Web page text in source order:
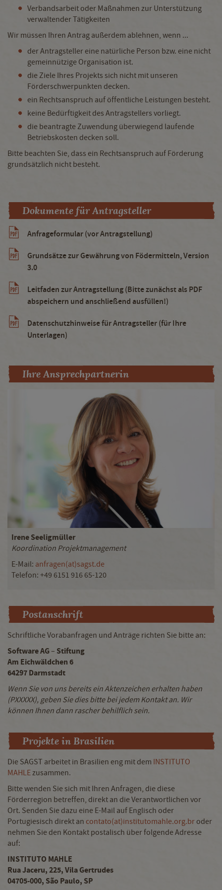
Verbandsarbeit oder Maßnahmen zur Unterstützung
verwaltender Tätigkeiten
Wir müssen Ihren Antrag außerdem ablehnen, wenn ...
der Antragsteller eine natürliche Person bzw. eine nicht
gemeinnützige Organisation ist.
die Ziele Ihres Projekts sich nicht mit unseren
Förderschwerpunkten decken.
ein Rechtsanspruch auf öffentliche Leistungen besteht.
keine Bedürftigkeit des Antragstellers vorliegt.
die beantragte Zuwendung überwiegend laufende
Betriebskosten decken soll.
Bitte beachten Sie, dass ein Rechtsanspruch auf Förderung
grundsätzlich nicht besteht.
Dokumente für Antragsteller
Anfrageformular (vor Antragstellung)
Grundsätze zur Gewährung von Födermitteln, Version
3.0
Leitfaden zur Antragstellung (Bitte zunächst als PDF
abspeichern und anschließend ausfüllen!)
Datenschutzhinweise für Antragsteller (für Ihre
Unterlagen)
Ihre Ansprechpartnerin
Irene Seeligmüller
Koordination Projektmanagement
E-Mail: anfragen(at)sagst.de
Telefon: +49 6151 916 65-120
Postanschrift
Schriftliche Vorabanfragen und Anträge richten Sie bitte an:
Software AG– Stiftung
Am Eichwäldchen 6
64297 Darmstadt
Wenn Sie von uns bereits ein Aktenzeichen erhalten haben
(PXXXXX), geben Sie dies bitte bei jedem Kontakt an. Wir
können Ihnen dann rascher behilflich sein.
Projekte in Brasilien
Die SAGST arbeitet in Brasilien eng mit dem INSTITUTO
MAHLEzusammen.
Bitte wenden Sie sich mit Ihren Anfragen, die diese
Förderregion betreffen, direkt an die Verantwortlichen vor
Ort. Senden Sie dazu eine E-Mail auf Englisch oder
Portugiesisch direkt an contato(at)institutomahle.org.br oder
nehmen Sie den Kontakt postalisch über folgende Adresse
auf:
INSTITUTO MAHLE
Rua Jaceru, 225, Vila Gertrudes
04705-000, São Paulo, SP